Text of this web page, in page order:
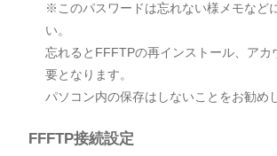
※このパスワードは忘れない様メモなど
い。
忘れるとFFFTPの再インストール、アカ
要となります。
パソコン内の保存はしないことをお勧め
FFFTP接続設定